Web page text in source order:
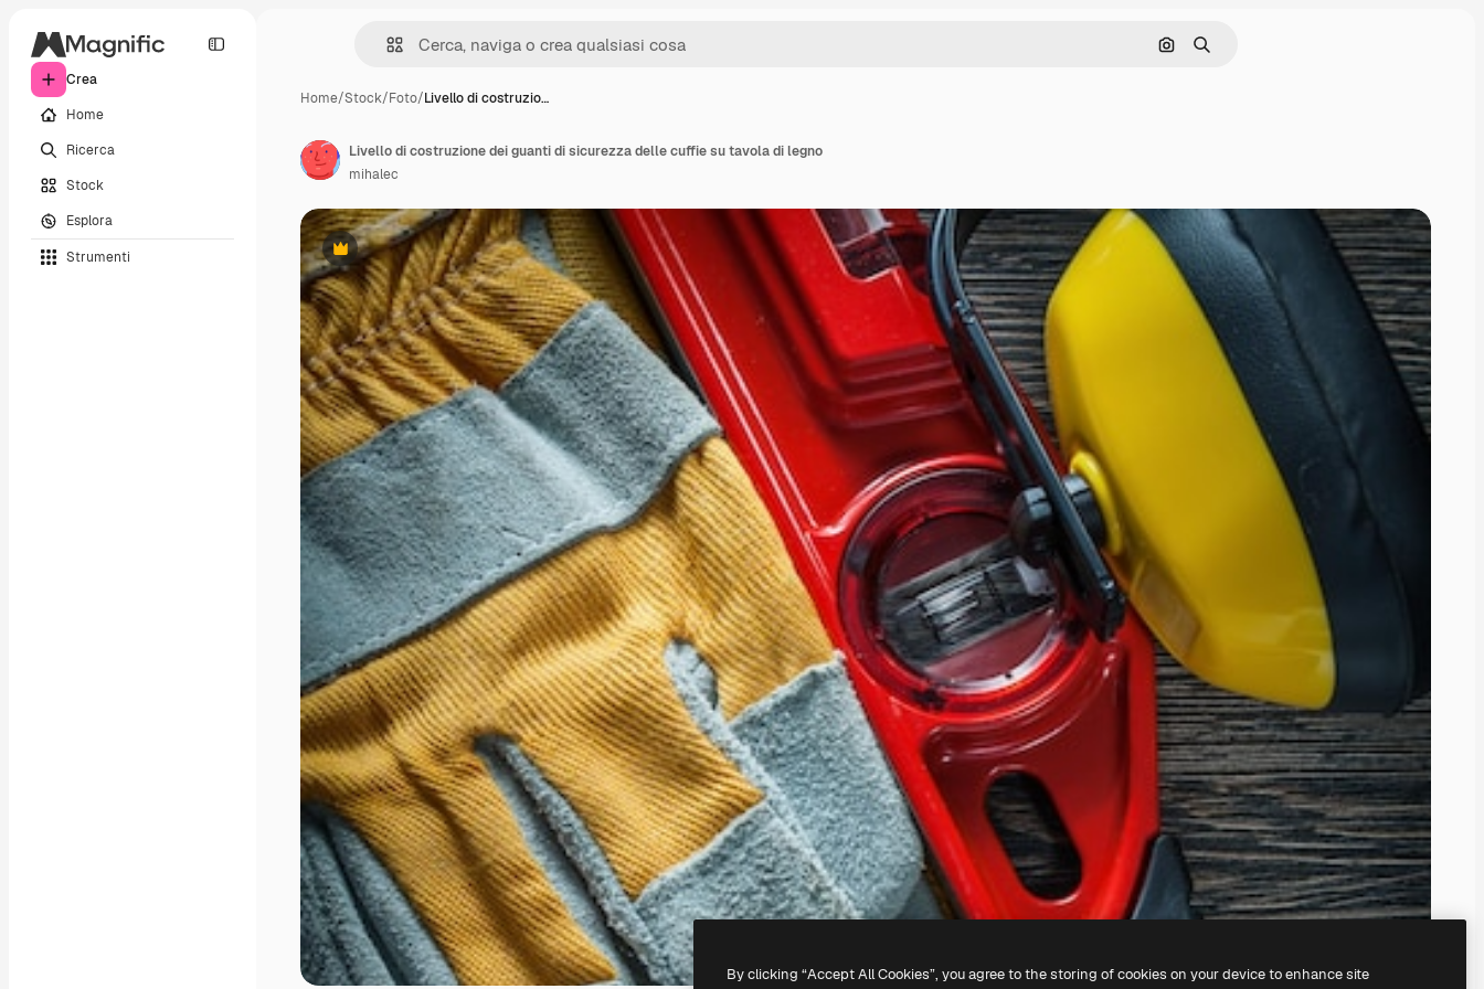
Crea
Home
Ricerca
Stock
Esplora
Strumenti
Cerca per immagine
Ricerca
Home/Stock/Foto/Livello di costruzio…
Premium
Livello di costruzione dei guanti di sicurezza delle cuffie su tavola di legno
mihalec
By clicking “Accept All Cookies”, you agree to the storing of cookies on your device to enhance site